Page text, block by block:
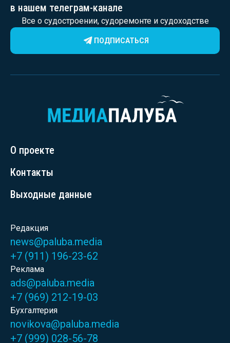
в нашем телеграм-канале
Все о судостроении, судоремонте и судоходстве
ПОДПИСАТЬСЯ
О проекте
Контакты
Выходные данные
Редакция
news@paluba.media
+7 (911) 196-23-62
Реклама
ads@paluba.media
+7 (969) 212-19-03
Бухгалтерия
novikova@paluba.media
+7 (999) 028-56-78